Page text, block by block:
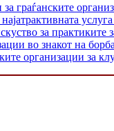
граѓанските
за практиките
во знакот на
организации за